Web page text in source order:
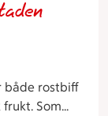
både rostbiff
Som